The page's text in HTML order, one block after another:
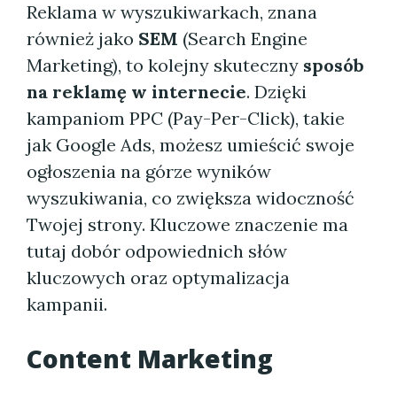
Reklama w wyszukiwarkach, znana
również jako SEM (Search Engine
Marketing), to kolejny skuteczny sposób
na reklamę w internecie. Dzięki
kampaniom PPC (Pay-Per-Click), takie
jak Google Ads, możesz umieścić swoje
ogłoszenia na górze wyników
wyszukiwania, co zwiększa widoczność
Twojej strony. Kluczowe znaczenie ma
tutaj dobór odpowiednich słów
kluczowych oraz optymalizacja
kampanii.
Content Marketing